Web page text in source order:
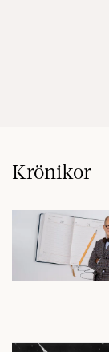
Krönikor